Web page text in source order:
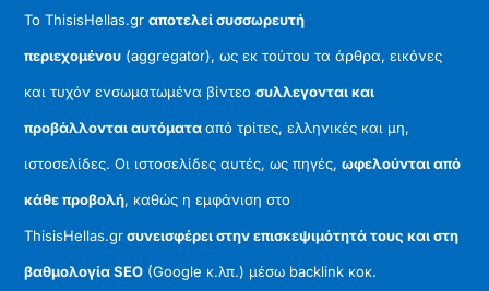
Το ThisisHellas.grαποτελεί συσσωρευτή
περιεχομένου (aggregator), ως εκ τούτου τα άρθρα, εικόνες
και τυχόν ενσωματωμένα βίντεοσυλλεγονται και
προβάλλονται αυτόματααπό τρίτες, ελληνικές και μη,
ιστοσελίδες. Οι ιστοσελίδες αυτές, ως πηγές,ωφελούνται από
κάθε προβολή, καθώς η εμφάνιση στο
ThisisHellas.grσυνεισφέρει στην επισκεψιμότητά τους και στη
βαθμολογία SEO (Google κ.λπ.) μέσω backlink κοκ.